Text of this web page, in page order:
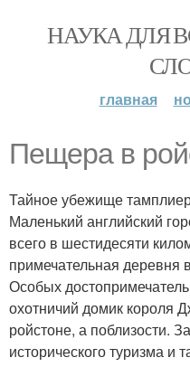
НАУКА ДЛЯ
главная
Пещера в
Тайное убежище
Маленький английский
всего в шестидесяти
примечательная деревня
Особых
охотничий домик короля
ройстоне, а поблизости.
исторического туризма и